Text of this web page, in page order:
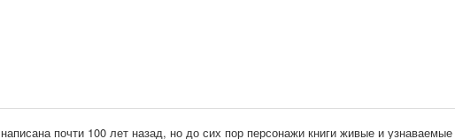
Избранное
почти 100 лет назад, но до сих пор персонажи книги живые и